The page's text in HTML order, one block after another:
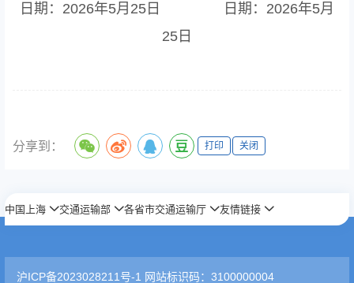
日期：2026年5月25日 日期：2026年5月
25日
分享到： 打印 关闭
中国上海 交通运输部 各省市交通运输厅 友情链接
沪ICP备2023028211号-1 网站标识码：3100000004